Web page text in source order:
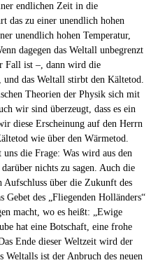
endlichen Zeit in die
das zu einer unendlich hohen
unendlich hohen Temperatur,
dagegen das Weltall unbegrenzt
Fall ist –, dann wird die
das Weltall stirbt den Kältetod.
Theorien der Physik sich mit
wir sind überzeugt, dass es ein
diese Erscheinung auf den Herrn
wie über den Wärmetod.
die Frage: Was wird aus den
nichts zu sagen. Auch die
Aufschluss über die Zukunft des
Gebet des „Fliegenden Holländers“
macht, wo es heißt: „Ewige
hat eine Botschaft, eine frohe
Ende dieser Weltzeit wird der
Weltalls ist der Anbruch des neuen